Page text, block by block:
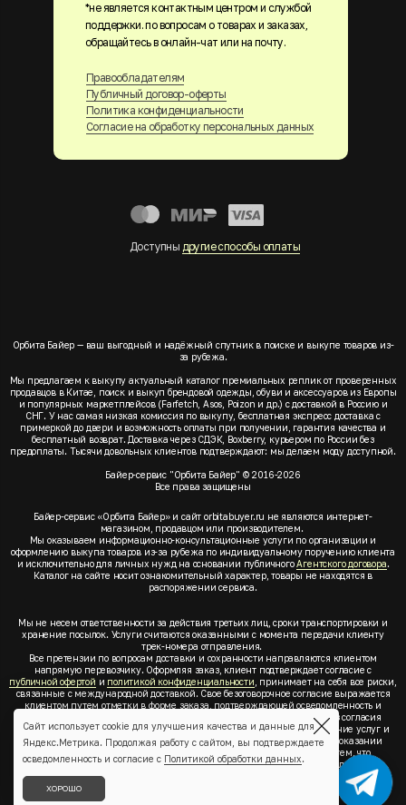
Правообладателям
Публичный договор-оферты
Политика конфиденциальности
Согласие на обработку персональных данных
Доступны другие способы оплаты
*не является контактным центром и службой
поддержки. по вопросам о товарах и заказах,
обращайтесь в онлайн-чат или на почту.
Орбита Байер — ваш выгодный и надёжный спутник в поиске и выкупе товаров из-
за рубежа.
Мы предлагаем к выкупу актуальный каталог премиальных реплик от проверенных
продавцов в Китае, поиск и выкуп брендовой одежды, обуви и аксессуаров из Европы
и популярных маркетплейсов (Farfetch, Asos, Poizon и др.) с доставкой в Россию и
СНГ. У нас самая низкая комиссия по выкупу, бесплатная экспресс доставка с
примеркой до двери и возможность оплаты при получении, гарантия качества и
бесплатный возврат. Доставка через СДЭК, Boxberry, курьером по России без
предоплаты. Тысячи довольных клиентов подтверждают: мы делаем моду доступной.
Байер-сервис "Орбита Байер" © 2016-2026
Все права защищены
Байер-сервис «Орбита Байер» и сайт orbitabuyer.ru не являются интернет-
магазином, продавцом или производителем.
Мы оказываем информационно-консультационные услуги по организации и
оформлению выкупа товаров из-за рубежа по индивидуальному поручению клиента
и исключительно для личных нужд на основании публичногоАгентского договора.
Каталог на сайте носит ознакомительный характер, товары не находятся в
распоряжении сервиса.
Мы не несем ответственности за действия третьих лиц, сроки транспортировки и
хранение посылок. Услуги считаются оказанными с момента передачи клиенту
трек-номера отправления.
Все претензии по вопросам доставки и сохранности направляются клиентом
напрямую перевозчику. Оформляя заказ, клиент подтверждает согласие с
публичной офертой и политикой конфиденциальности , принимает на себя все риски,
связанные с международной доставкой. Свое безоговорочное согласие выражается
клиентом путем отметки в форме заказа, подтверждающей осведомленность и
согласие клиента со всеми предлагаемыми сервисом условиями. Без согласия
клиента спубличной офертой иполитикой конфиденциальностиоказание услуг и
оформление заказа невозможно. Заключая акцепт условий оферты об оказании
услуг, клиент понимает, заверяет, подтверждает и соглашается с тем, что
выкупаемые товары по индивидуальному запросу выбраны им для личных,
семейных, домашних, бытовых и иных нужд, не связанных с осуществлением
предпринимательской деятельности, он не будет продавать или иным образом
Сайт использует cookie для улучшения качества и данные для
Яндекс.Метрика. Продолжая работу с сайтом, вы подтверждаете
осведомленность и согласие с Политикой обработки данных.
ХОРОШО